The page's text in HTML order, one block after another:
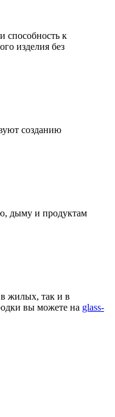
способность к
изделия без
созданию
дыму и продуктам
жилых, так и в
вы можете на glass-